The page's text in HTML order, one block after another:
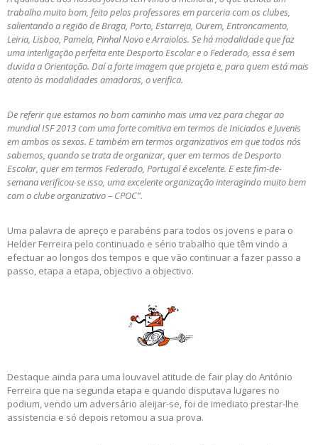
trabalho muito bom, feito pelos professores em parceria com os clubes,
salientando a região de Braga, Porto, Estarreja, Ourem, Entroncamento,
Leiria, Lisboa, Pamela, Pinhal Novo e Arraiolos. Se há modalidade que faz
uma interligação perfeita ente Desporto Escolar e o Federado, essa é sem
duvida a Orientação. Daí a forte imagem que projeta e, para quem está mais
atento às modalidades amadoras, o verifica.
De referir que estamos no bom caminho mais uma vez para chegar ao
mundial ISF 2013 com uma forte comitiva em termos de Iniciados e Juvenis
em ambos os sexos. E também em termos organizativos em que todos nós
sabemos, quando se trata de organizar, quer em termos de Desporto
Escolar, quer em termos Federado, Portugal é excelente. E este fim-de-
semana verificou-se isso, uma excelente organização interagindo muito bem
com o clube organizativo – CPOC”.
Uma palavra de apreço e parabéns para todos os jovens e para o
Helder Ferreira pelo continuado e sério trabalho que têm vindo a
efectuar ao longos dos tempos e que vão continuar a fazer passo a
passo, etapa a etapa, objectivo a objectivo.
Destaque ainda para uma louvavel atitude de fair play do António
Ferreira que na segunda etapa e quando disputava lugares no
podium, vendo um adversário aleijar-se, foi de imediato prestar-lhe
assistencia e só depois retomou a sua prova.